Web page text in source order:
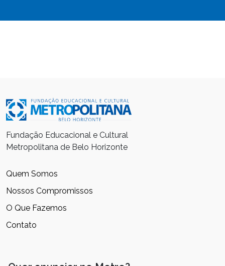
Fundação Educacional e Cultural
Metropolitana de Belo Horizonte
Quem Somos
Nossos Compromissos
O Que Fazemos
Contato